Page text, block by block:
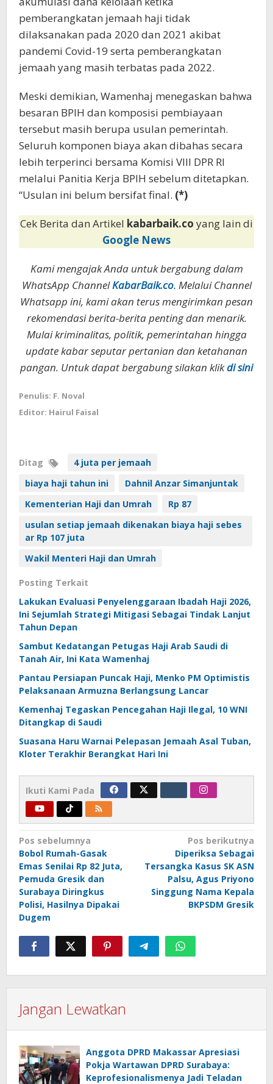
pemberangkatan jemaah haji tidak
dilaksanakan pada 2020 dan 2021 akibat
pandemi Covid-19 serta pemberangkatan
jemaah yang masih terbatas pada 2022.
Meski demikian, Wamenhaj menegaskan bahwa
besaran BPIH dan komposisi pembiayaan
tersebut masih berupa usulan pemerintah.
Seluruh komponen biaya akan dibahas secara
lebih terperinci bersama Komisi VIII DPR RI
melalui Panitia Kerja BPIH sebelum ditetapkan.
“Usulan ini belum bersifat final. (*)
Cek Berita dan Artikel kabarbaik.co yang lain di
Google News
Kami mengajak Anda untuk bergabung dalam
WhatsApp ChannelKabarBaik.co. Melalui Channel
Whatsapp ini, kami akan terus mengirimkan pesan
rekomendasi berita-berita penting dan menarik.
Mulai kriminalitas, politik, pemerintahan hingga
update kabar seputar pertanian dan ketahanan
pangan. Untuk dapat bergabung silakan klikdi sini
Penulis: F. Noval
Editor: Hairul Faisal
Ditag
4 juta per jemaah
biaya haji tahun ini
Dahnil Anzar Simanjuntak
Kementerian Haji dan Umrah
Rp 87
usulan setiap jemaah dikenakan biaya haji sebes
ar Rp 107 juta
Wakil Menteri Haji dan Umrah
Posting Terkait
Lakukan Evaluasi Penyelenggaraan Ibadah Haji 2026,
Ini Sejumlah Strategi Mitigasi Sebagai Tindak Lanjut
Tahun Depan
Sambut Kedatangan Petugas Haji Arab Saudi di
Tanah Air, Ini Kata Wamenhaj
Pantau Persiapan Puncak Haji, Menko PM Optimistis
Pelaksanaan Armuzna Berlangsung Lancar
Kemenhaj Tegaskan Pencegahan Haji Ilegal, 10 WNI
Ditangkap di Saudi
Suasana Haru Warnai Pelepasan Jemaah Asal Tuban,
Kloter Terakhir Berangkat Hari Ini
Ikuti Kami Pada
Navigasi
pos
Pos sebelumnya
Bobol Rumah-Gasak
Emas Senilai Rp 82 Juta,
Pemuda Gresik dan
Surabaya Diringkus
Polisi, Hasilnya Dipakai
Dugem
Pos berikutnya
Diperiksa Sebagai
Tersangka Kasus SK ASN
Palsu, Agus Priyono
Singgung Nama Kepala
BKPSDM Gresik
Jangan Lewatkan
Anggota DPRD Makassar Apresiasi
Pokja Wartawan DPRD Surabaya:
Keprofesionalismenya Jadi Teladan